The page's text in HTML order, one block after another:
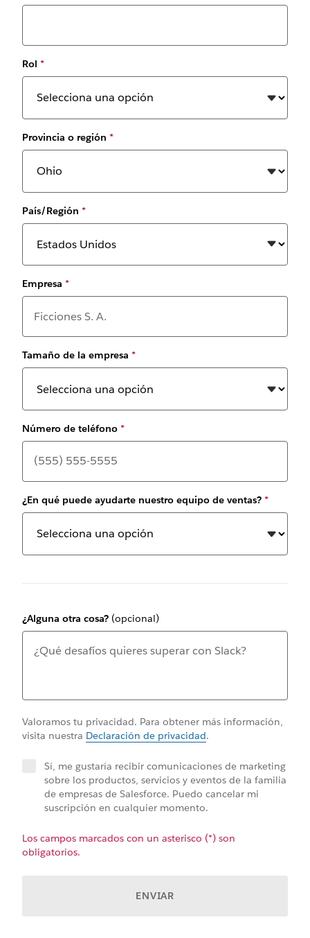
Rol *
Provincia o región *
País/Región *
Empresa *
Tamaño de la empresa *
Número de teléfono *
¿En qué puede ayudarte nuestro equipo de ventas? *
¿Alguna otra cosa? (opcional)
Valoramos tu privacidad. Para obtener más información,
visita nuestra Declaración de privacidad.
Sí, me gustaría recibir comunicaciones de marketing
sobre los productos, servicios y eventos de la familia
de empresas de Salesforce. Puedo cancelar mi
suscripción en cualquier momento.
Los campos marcados con un asterisco (*) son
obligatorios.
ENVIAR